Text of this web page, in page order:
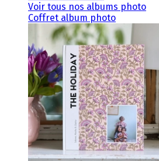
Voir tous nos albums photo
Coffret album photo